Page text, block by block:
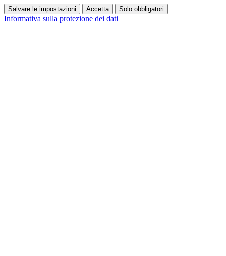
Salvare le impostazioni Accetta Solo obbligatori
Informativa sulla protezione dei dati